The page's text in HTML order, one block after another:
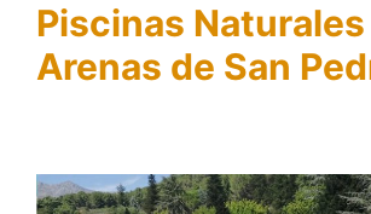
Piscinas Naturales
Arenas de San